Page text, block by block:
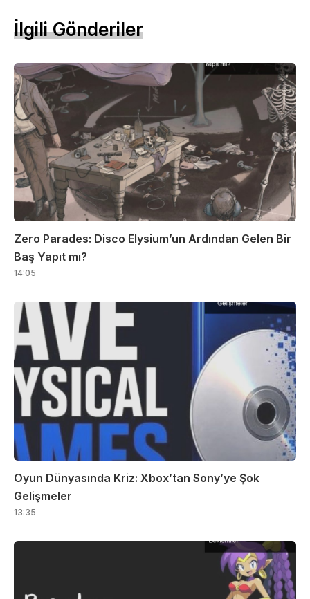
İlgili Gönderiler
Zero Parades: Disco Elysium’un Ardından Gelen Bir
Baş Yapıt mı?
14:05
Oyun Dünyasında Kriz: Xbox’tan Sony’ye Şok
Gelişmeler
13:35